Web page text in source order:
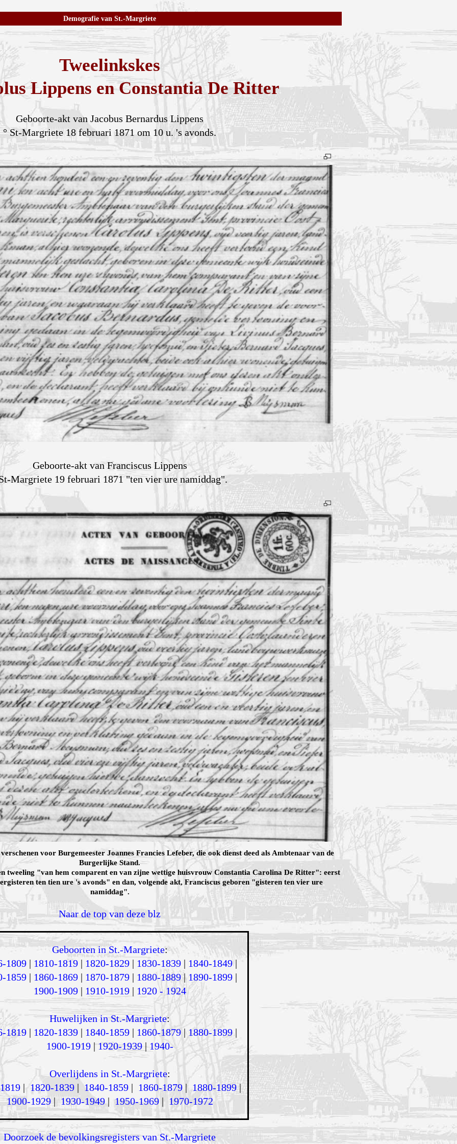
Demografie van St.-Margriete
Tweelinkskes
Lippens en Constantia De Ritter
Geboorte-akt van Jacobus Bernardus Lippens
° St-Margriete 18 februari 1871 om 10 u. 's avonds.
Geboorte-akt van Franciscus Lippens
Margriete 19 februari 1871 "ten vier ure namiddag".
voor Burgemeester Joannes Francies Lefeber, die ook dienst deed als Ambtenaar van de
Burgerlijke Stand.
tweeling "van hem comparent en van zijne wettige huisvrouw Constantia Carolina De Ritter": eerst
ten tien ure 's avonds" en dan, volgende akt, Franciscus geboren "gisteren ten vier ure
namiddag".
Naar de top van deze blz
Geboorten in St.-Margriete:
1809 | 1810-1819 | 1820-1829 | 1830-1839 | 1840-1849|
1859 | 1860-1869 | 1870-1879 | 1880-1889|1890-1899 |
1900-1909| 1910-1919| 1920 - 1924
Huwelijken in St.-Margriete:
1819 | 1820-1839 | 1840-1859 | 1860-1879 | 1880-1899|
1900-1919| 1920-1939| 1940-
Overlijdens in St.-Margriete:
|1820-1839| 1840-1859| 1860-1879| 1880-1899|
1900-1929|1930-1949|1950-1969| 1970-1972
Doorzoek de bevolkingsregisters van St.-Margriete